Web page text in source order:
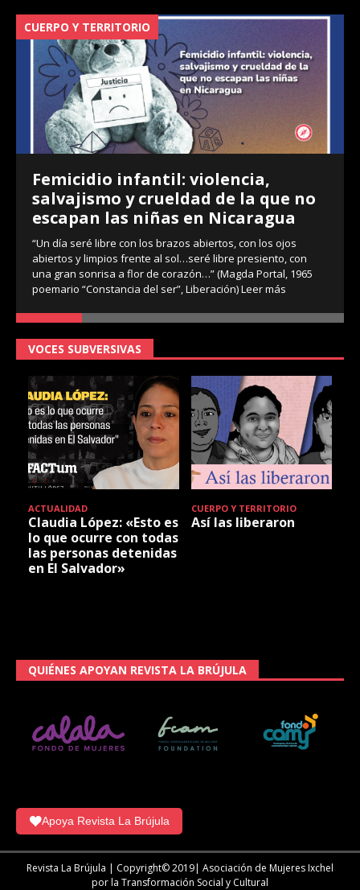
CUERPO Y TERRITORIO
Femicidio infantil: violencia,
salvajismo y crueldad de la que no
escapan las niñas en Nicaragua
“Un día seré libre con los brazos abiertos, con los ojos
abiertos y limpios frente al sol…seré libre presiento, con
una gran sonrisa a flor de corazón…” (Magda Portal, 1965
poemario “Constancia del ser”, Liberación)Leer más
VOCES SUBVERSIVAS
ACTUALIDAD
Claudia López: «Esto es
lo que ocurre con todas
las personas detenidas
en El Salvador»
CUERPO Y TERRITORIO
Así las liberaron
QUIÉNES APOYAN REVISTA LA BRÚJULA
Apoya Revista La Brújula
Revista La Brújula | Copyright© 2019| Asociación de Mujeres Ixchel
por la Transformación Social y Cultural